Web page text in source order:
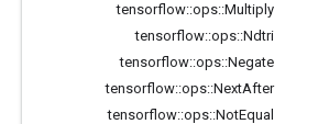
tensorflow::ops::Multiply
tensorflow::ops::Ndtri
tensorflow::ops::Negate
tensorflow::ops::NextAfter
tensorflow::ops::NotEqual